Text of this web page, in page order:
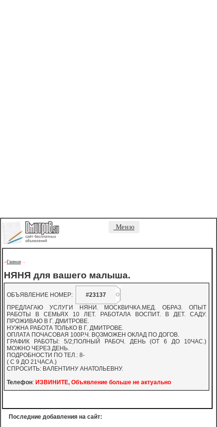
Меню
->Главная - -
НЯНЯ для вашего малыша.
ОБЪЯВЛЕНИЕ НОМЕР:
#23137
ПРЕДЛАГАЮ УСЛУГИ НЯНИ. МОСКВИЧКА.МЕД. ОБРАЗ. ОПЫТ
РАБОТЫ В СЕМЬЯХ 10 ЛЕТ. РАБОТАЛА ВОСПИТ. В ДЕТ. САДУ.
ПРОЖИВАЮ В Г. ДМИТРОВЕ.
НУЖНА РАБОТА ТОЛЬКО В Г. ДМИТРОВЕ.
ОПЛАТА ПОЧАСОВАЯ 100Р.Ч. ВОЗМОЖЕН ОКЛАД ПО ДОГОВ.
ГРАФИК РАБОТЫ: 5/2;ПОЛНЫЙ РАБОЧ. ДЕНЬ (ОТ 6 ДО 10ЧАС.)
МОЖНО ЧЕРЕЗ ДЕНЬ.
ПОДРОБНОСТИ ПО ТЕЛ.: 8-
( С 9 ДО 21ЧАСА.)
СПРОСИТЬ: ВАЛЕНТИНУ АНАТОЛЬЕВНУ.
Телефон: ИЗВИНИТЕ, Объявление больше не актуально
Последние добавления на сайт: